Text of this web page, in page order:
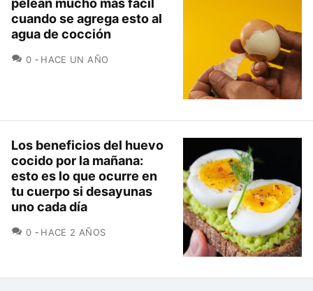
pelean mucho más fácil
cuando se agrega esto al
agua de cocción
0 COMENTARIOS
HACE UN AÑO
Los beneficios del huevo
cocido por la mañana:
esto es lo que ocurre en
tu cuerpo si desayunas
uno cada día
0 COMENTARIOS
HACE 2 AÑOS